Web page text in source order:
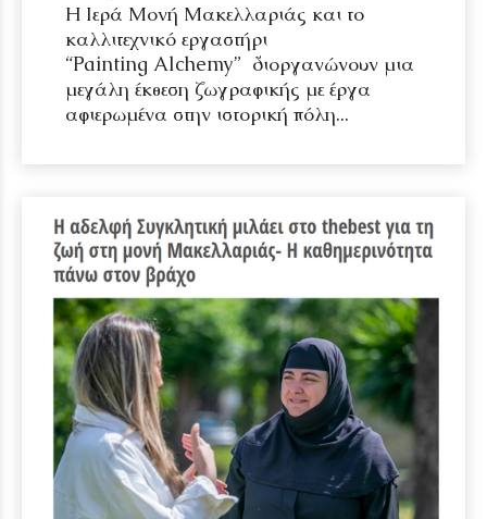
Η Ιερά Μονή Μακελλαριάς και το
καλλιτεχνικό εργαστήρι
“Painting Alchemy” διοργανώνουν μια
μεγάλη έκθεση ζωγραφικής με έργα
αφιερωμένα στην ιστορική πόλη...